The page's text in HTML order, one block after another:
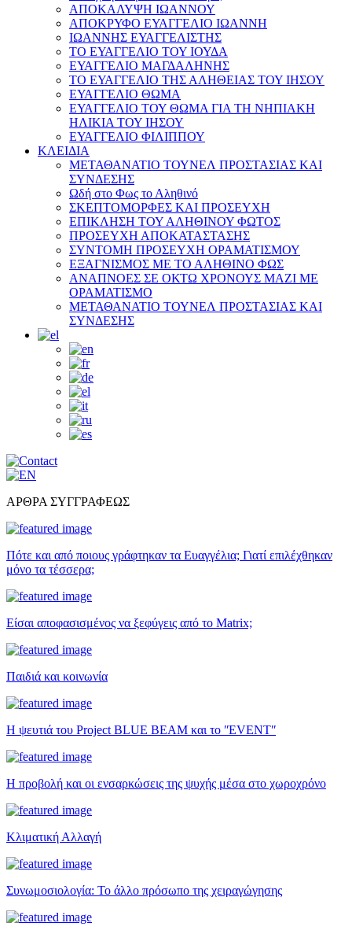
ΑΠΟΚΑΛΥΨΗ ΙΩΑΝΝΟΥ
ΑΠΟΚΡΥΦΟ ΕΥΑΓΓΕΛΙΟ ΙΩΑΝΝΗ
ΙΩΑΝΝΗΣ ΕΥΑΓΓΕΛΙΣΤΗΣ
ΤΟ ΕΥΑΓΓΕΛΙΟ ΤΟΥ ΙΟΥΔΑ
ΕΥΑΓΓΕΛΙΟ ΜΑΓΔΑΛΗΝΗΣ
ΤΟ ΕΥΑΓΓΕΛΙΟ ΤΗΣ ΑΛΗΘΕΙΑΣ ΤΟΥ ΙΗΣΟΥ
ΕΥΑΓΓΕΛΙΟ ΘΩΜΑ
ΕΥΑΓΓΕΛΙΟ ΤΟΥ ΘΩΜΑ ΓΙΑ ΤΗ ΝΗΠΙΑΚΗ
ΗΛΙΚΙΑ ΤΟΥ ΙΗΣΟΥ
ΕΥΑΓΓΕΛΙΟ ΦΙΛΙΠΠΟΥ
ΚΛΕΙΔΙΑ
ΜΕΤΑΘΑΝΑΤΙΟ ΤΟΥΝΕΛ ΠΡΟΣΤΑΣΙΑΣ ΚΑΙ
ΣΥΝΔΕΣΗΣ
Ωδή στο Φως το Αληθινό
ΣΚΕΠΤΟΜΟΡΦΕΣ ΚΑΙ ΠΡΟΣΕΥΧΗ
ΕΠΙΚΛΗΣΗ ΤΟΥ ΑΛΗΘΙΝΟΥ ΦΩΤΟΣ
ΠΡΟΣΕΥΧΗ ΑΠΟΚΑΤΑΣΤΑΣΗΣ
ΣΥΝΤΟΜΗ ΠΡΟΣΕΥΧΗ ΟΡΑΜΑΤΙΣΜΟΥ
ΕΞΑΓΝΙΣΜΟΣ ΜΕ ΤΟ ΑΛΗΘΙΝΟ ΦΩΣ
ΑΝΑΠΝΟΕΣ ΣΕ ΟΚΤΩ ΧΡΟΝΟΥΣ ΜΑΖΙ ΜΕ
ΟΡΑΜΑΤΙΣΜΟ
ΜΕΤΑΘΑΝΑΤΙΟ ΤΟΥΝΕΛ ΠΡΟΣΤΑΣΙΑΣ ΚΑΙ
ΣΥΝΔΕΣΗΣ
ΑΡΘΡΑ ΣΥΓΓΡΑΦΕΩΣ
Πότε και από ποιους γράφτηκαν τα Ευαγγέλια; Γιατί επιλέχθηκαν
μόνο τα τέσσερα;
Είσαι αποφασισμένος να ξεφύγεις από το Matrix;
Παιδιά και κοινωνία
Η ψευτιά του Project BLUE BEAM και το ʺEVENTʺ
Η προβολή και οι ενσαρκώσεις της ψυχής μέσα στο χωροχρόνο
Κλιματική Αλλαγή
Συνωμοσιολογία: Το άλλο πρόσωπο της χειραγώγησης